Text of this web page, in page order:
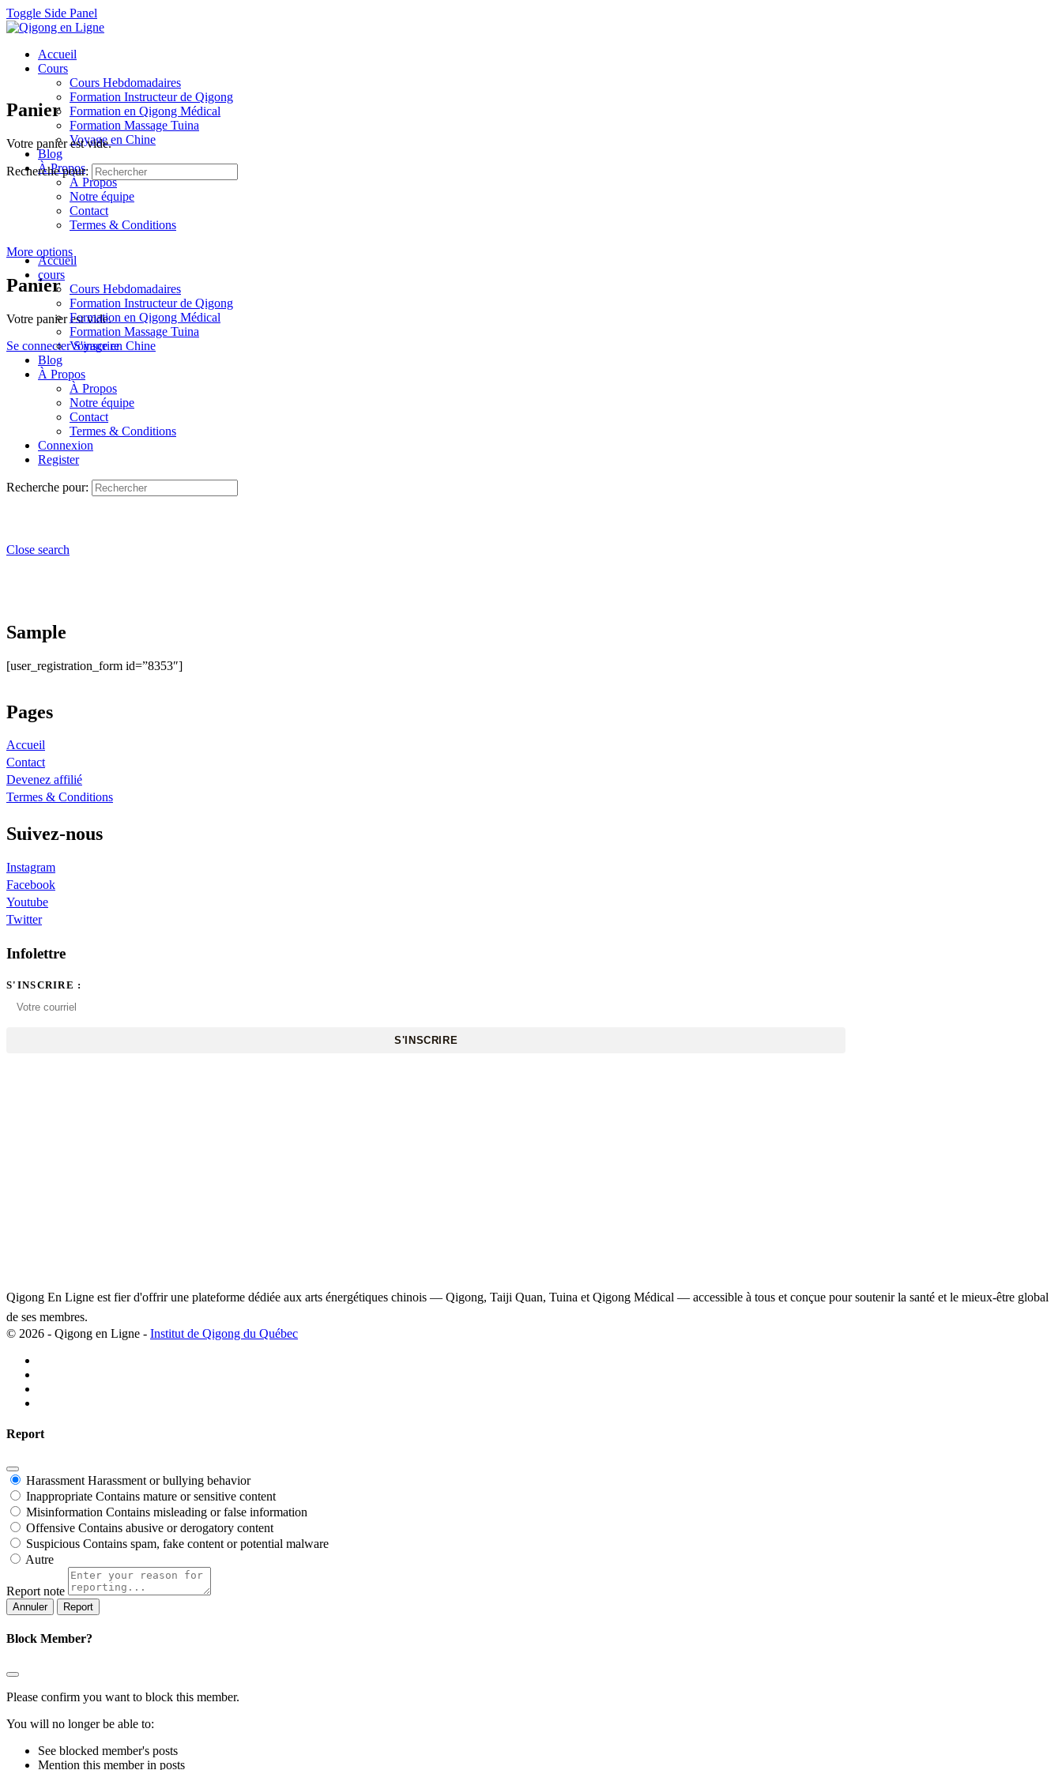
Toggle Side Panel
Accueil
Cours
Cours Hebdomadaires
Formation Instructeur de Qigong
Formation en Qigong Médical
Formation Massage Tuina
Voyage en Chine
Blog
À Propos
À Propos
Notre équipe
Contact
Termes & Conditions
More options
Panier
Votre panier est vide.
Se connecter S'inscrire
Panier
Votre panier est vide.
Recherche pour:
Accueil
cours
Cours Hebdomadaires
Formation Instructeur de Qigong
Formation en Qigong Médical
Formation Massage Tuina
Voyage en Chine
Blog
À Propos
À Propos
Notre équipe
Contact
Termes & Conditions
Connexion
Register
Recherche pour:
Close search
Sample
[user_registration_form id=”8353″]
Pages
Accueil
Contact
Devenez affilié
Termes & Conditions
Suivez-nous
Instagram
Facebook
Youtube
Twitter
Infolettre
S'INSCRIRE :
S'INSCRIRE
Qigong En Ligne est fier d'offrir une plateforme dédiée aux arts énergétiques chinois — Qigong, Taiji Quan, Tuina et Qigong Médical — accessible à tous et conçue pour soutenir la santé et le mieux-être global
de ses membres.
© 2026 - Qigong en Ligne - Institut de Qigong du Québec
Report
Harassment Harassment or bullying behavior
Inappropriate Contains mature or sensitive content
Misinformation Contains misleading or false information
Offensive Contains abusive or derogatory content
Suspicious Contains spam, fake content or potential malware
Autre
Report note
Report
Block Member?
Please confirm you want to block this member.
You will no longer be able to:
See blocked member's posts
Mention this member in posts